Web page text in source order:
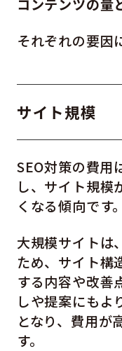
コンテンツの量
それぞれの要因
サイト規模
SEO対策の費用
し、サイト規模
くなる傾向です。
大規模サイトは
ため、サイト構
する内容や改善
しや提案にもよ
となり、費用が
す。